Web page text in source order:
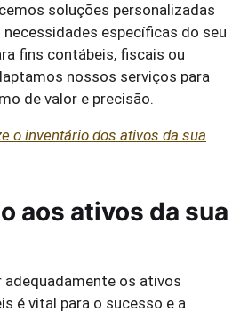
soluções personalizadas
necessidades específicas do seu
fins contábeis, fiscais ou
nossos serviços para
de valor e precisão.
o inventário dos ativos da sua
aos ativos da sua
adequadamente os ativos
é vital para o sucesso e a